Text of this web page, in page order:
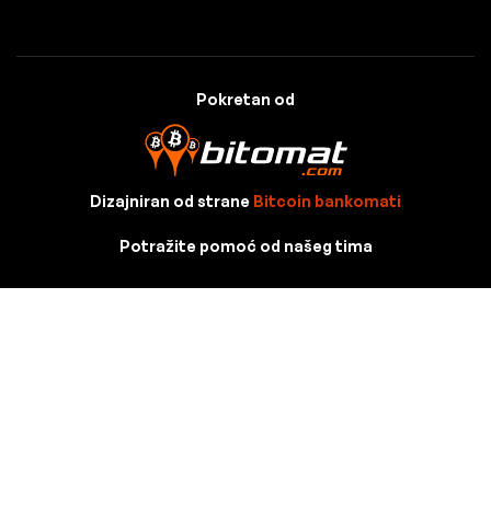
Pokretan od
Dizajniran od strane Bitcoin bankomati
Potražite pomoć od našeg tima